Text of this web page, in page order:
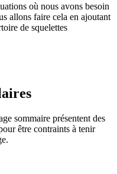
où nous avons besoin
allons faire cela en ajoutant
de squelettes
sommaire présentent des
être contraints à tenir